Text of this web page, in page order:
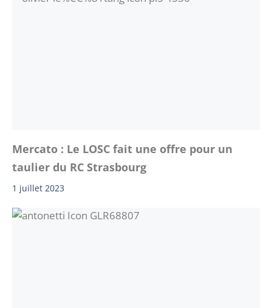
Mercato : Le LOSC fait une offre pour un
taulier du RC Strasbourg
1 juillet 2023